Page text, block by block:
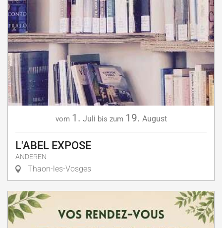
vom 1. Juli bis zum 19. August
L'ABEL EXPOSE
ANDEREN
Thaon-les-Vosges